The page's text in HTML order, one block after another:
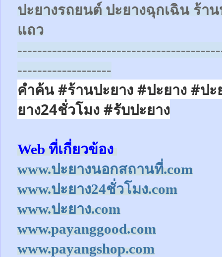
ปะยางรถยนต์ ปะยางฉุกเฉิน ร้า
แถว
-------------------
คำค้น #ร้านปะยาง #ปะยาง #ป
ยาง24ชั่วโมง #รับปะยาง
Web ที่เกี่ยวข้อง
www.ปะยางนอกสถานที่.com
www.ปะยาง24ชั่วโมง.com
www.ปะยาง.com
www.payanggood.com
www.payangshop.com